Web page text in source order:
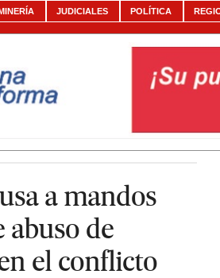
JUDICIALES POLÍTICA
a mandos
abuso de
el conflicto